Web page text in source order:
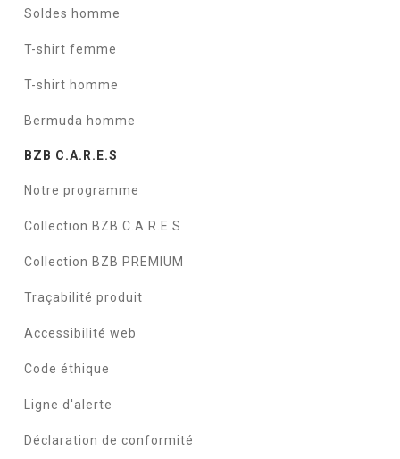
Soldes homme
T-shirt femme
T-shirt homme
Bermuda homme
BZB C.A.R.E.S
Notre programme
Collection BZB C.A.R.E.S
Collection BZB PREMIUM
Traçabilité produit
Accessibilité web
Code éthique
Ligne d'alerte
Déclaration de conformité